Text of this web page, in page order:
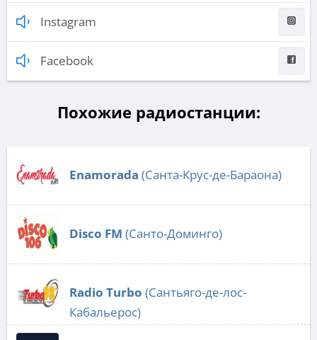
Instagram
Facebook
Похожие радиостанции:
Enamorada (Санта-Крус-де-Бараона)
Disco FM (Санто-Доминго)
Radio Turbo (Сантьяго-де-лос-
Кабальерос)